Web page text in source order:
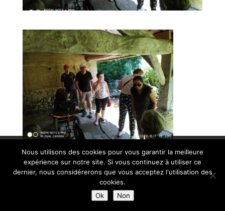
© Paroisse Sainte-Anne - Maison paroissiale Place de l'église -
38110 La Tour du Pin - Tél: 04 74 97 10 33 | Développé par
Mentions Légales
Nous utilisons des cookies pour vous garantir la meilleure
expérience sur notre site. Si vous continuez à utiliser ce
dernier, nous considérerons que vous acceptez l'utilisation des
cookies.
Ok
Non